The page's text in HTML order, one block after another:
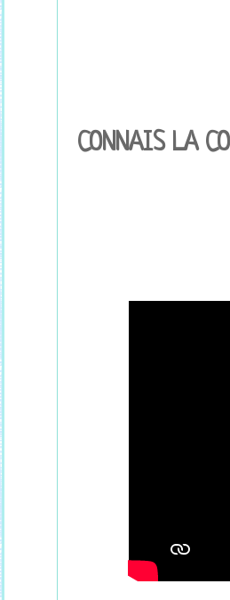
CONNAIS LA